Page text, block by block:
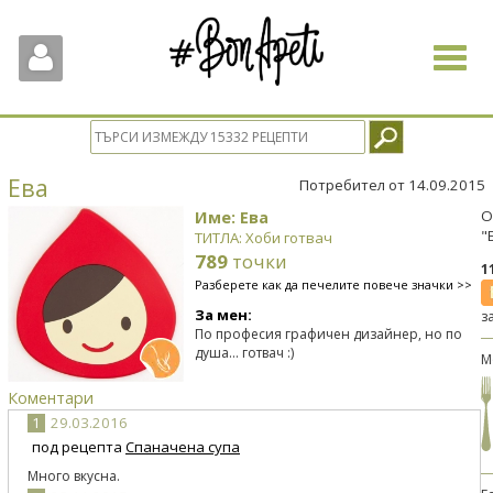
Toggle
Ева Потребител от 14.09.2015
Име: Ева
ТИТЛА: Хоби готвач
789 точки
Разберете как да печелите повече значки >>
За мен:
По професия графичен дизайнер, но по
душа... готвач :)
Коментари
1
29.03.2016
под рецепта Спаначена супа
Много вкусна.